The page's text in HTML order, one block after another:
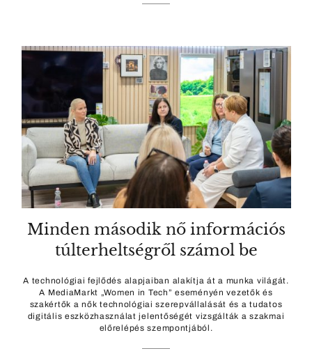
Minden második nő információs
túlterheltségről számol be
A technológiai fejlődés alapjaiban alakítja át a munka világát.
A MediaMarkt „Women in Tech” eseményén vezetők és
szakértők a nők technológiai szerepvállalását és a tudatos
digitális eszközhasználat jelentőségét vizsgálták a szakmai
előrelépés szempontjából.